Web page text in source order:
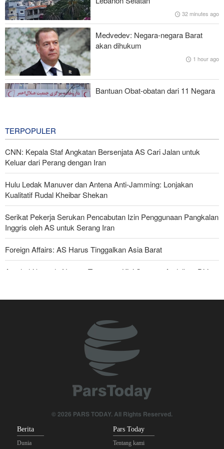
Sama STEM
Mantan Menlu AS: Gedung Putih Trump Mirip Istana Saddam
Saat Kejatuhannya
Pakta Makkah Picu Perdebatan; Turki Disebut Jadi 'Tentara
Bayaran' Saudi
32 minutes ago
Medvedev: Negara-negara Barat
akan dihukum
1 hour ago
Bantuan Obat-obatan dari 11 Negara
TERPOPULER
CNN: Kepala Staf Angkatan Bersenjata AS Cari Jalan untuk
Keluar dari Perang dengan Iran
Hulu Ledak Manuver dan Antena Anti-Jamming: Lonjakan
Kualitatif Rudal Kheibar Shekan
Serikat Pekerja Serukan Pencabutan Izin Penggunaan Pangkalan
Inggris oleh AS untuk Serang Iran
Foreign Affairs: AS Harus Tinggalkan Asia Barat
Araghchi kepada Negara Tetangga: Kini Saatnya Andalkan Diri
Mengapa Seluruh Hubungan dengan Israel Harus Dihentikan?
Mengapa Lobi Zionis di Amerika Tidak Lagi Seefektif Dulu?
Legislator Irak: AS Sumber Utama Instabilitas di Kawasan
© 2026 PARS TODAY. All Rights Reserved.
Berita
Dunia
Pars Today
Tentang kami